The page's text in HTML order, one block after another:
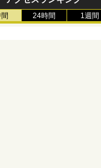
24時間 1週間